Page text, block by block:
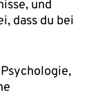
und
dass du bei
Psychologie,